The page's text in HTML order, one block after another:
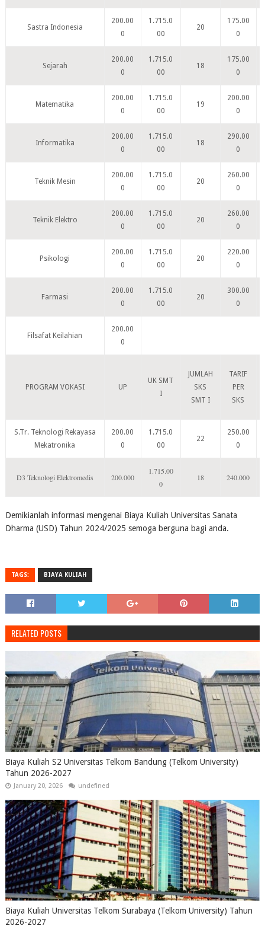
Sastra Indonesia
200.00
0
1.715.0
00
20
175.00
0
Sejarah
200.00
0
1.715.0
00
18
175.00
0
Matematika
200.00
0
1.715.0
00
19
200.00
0
Informatika
200.00
0
1.715.0
00
18
290.00
0
Teknik Mesin
200.00
0
1.715.0
00
20
260.00
0
Teknik Elektro
200.00
0
1.715.0
00
20
260.00
0
Psikologi
200.00
0
1.715.0
00
20
220.00
0
Farmasi
200.00
0
1.715.0
00
20
300.00
0
Filsafat Keilahian
200.00
0
PROGRAM VOKASI UP
UK SMT
I
JUMLAH
SKS
SMT I
TARIF
PER
SKS
S.Tr. Teknologi Rekayasa
Mekatronika
200.00
0
1.715.0
00
22
250.00
0
D3 Teknologi Elektromedis 200.000
1.715.00
0
18 240.000
Demikianlah informasi mengenai Biaya Kuliah Universitas Sanata
Dharma (USD) Tahun 2024/2025 semoga berguna bagi anda.
TAGS: BIAYA KULIAH
RELATED POSTS
Biaya Kuliah S2 Universitas Telkom Bandung (Telkom University)
Tahun 2026-2027
January 20, 2026 undefined
Biaya Kuliah Universitas Telkom Surabaya (Telkom University) Tahun
2026-2027